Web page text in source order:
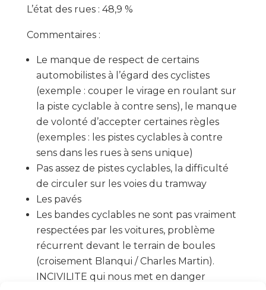
L’état des rues : 48,9 %
Commentaires :
Le manque de respect de certains
automobilistes à l’égard des cyclistes
(exemple : couper le virage en roulant sur
la piste cyclable à contre sens), le manque
de volonté d’accepter certaines règles
(exemples : les pistes cyclables à contre
sens dans les rues à sens unique)
Pas assez de pistes cyclables, la difficulté
de circuler sur les voies du tramway
Les pavés
Les bandes cyclables ne sont pas vraiment
respectées par les voitures, problème
récurrent devant le terrain de boules
(croisement Blanqui / Charles Martin).
INCIVILITE qui nous met en danger